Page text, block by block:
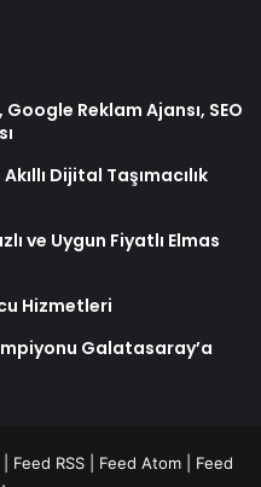
Reklam Ajansı, SEO
Dijital Taşımacılık
ve Uygun Fiyatlı Elmas
Hizmetleri
Galatasaray’a
Feed RSS Feed Atom
Feed